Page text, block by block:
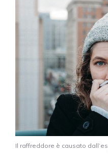
Il raffreddore è causato